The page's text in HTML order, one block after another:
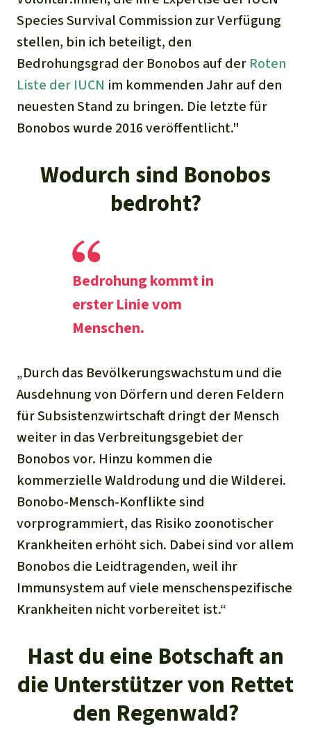
Species Survival Commission zur Verfügung
stellen, bin ich beteiligt, den
Bedrohungsgrad der Bonobos auf der Roten
Liste der IUCN im kommenden Jahr auf den
neuesten Stand zu bringen. Die letzte für
Bonobos wurde 2016 veröffentlicht."
Wodurch sind Bonobos
bedroht?
Bedrohung kommt in
erster Linie vom
Menschen.
„Durch das Bevölkerungswachstum und die
Ausdehnung von Dörfern und deren Feldern
für Subsistenzwirtschaft dringt der Mensch
weiter in das Verbreitungsgebiet der
Bonobos vor. Hinzu kommen die
kommerzielle Waldrodung und die Wilderei.
Bonobo-Mensch-Konflikte sind
vorprogrammiert, das Risiko zoonotischer
Krankheiten erhöht sich. Dabei sind vor allem
Bonobos die Leidtragenden, weil ihr
Immunsystem auf viele menschenspezifische
Krankheiten nicht vorbereitet ist.“
Hast du eine Botschaft an
die Unterstützer von Rettet
den Regenwald?